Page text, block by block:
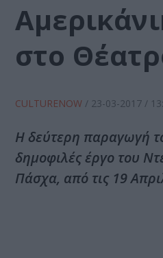
στο
CULTURENOW / 23-03-2017 /
Η δεύτερη παραγωγή
δημοφιλές έργο του
Πάσχα, από τις 19